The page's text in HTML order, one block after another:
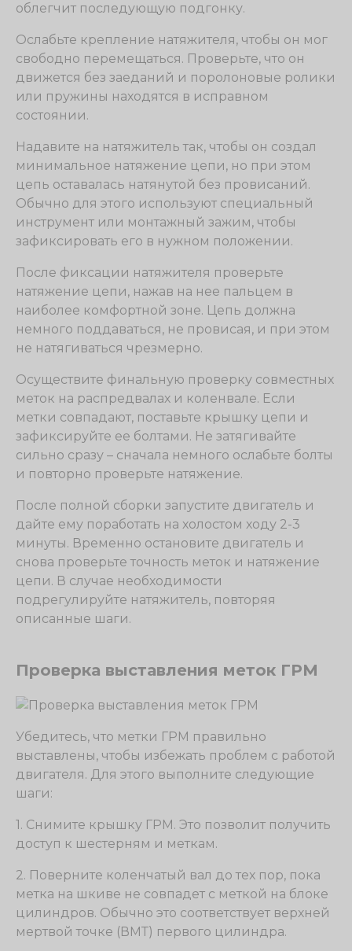
облегчит последующую подгонку.
Ослабьте крепление натяжителя, чтобы он мог
свободно перемещаться. Проверьте, что он
движется без заеданий и поролоновые ролики
или пружины находятся в исправном
состоянии.
Надавите на натяжитель так, чтобы он создал
минимальное натяжение цепи, но при этом
цепь оставалась натянутой без провисаний.
Обычно для этого используют специальный
инструмент или монтажный зажим, чтобы
зафиксировать его в нужном положении.
После фиксации натяжителя проверьте
натяжение цепи, нажав на нее пальцем в
наиболее комфортной зоне. Цепь должна
немного поддаваться, не провисая, и при этом
не натягиваться чрезмерно.
Осуществите финальную проверку совместных
меток на распредвалах и коленвале. Если
метки совпадают, поставьте крышку цепи и
зафиксируйте ее болтами. Не затягивайте
сильно сразу – сначала немного ослабьте болты
и повторно проверьте натяжение.
После полной сборки запустите двигатель и
дайте ему поработать на холостом ходу 2-3
минуты. Временно остановите двигатель и
снова проверьте точность меток и натяжение
цепи. В случае необходимости
подрегулируйте натяжитель, повторяя
описанные шаги.
Проверка выставления меток ГРМ
Убедитесь, что метки ГРМ правильно
выставлены, чтобы избежать проблем с работой
двигателя. Для этого выполните следующие
шаги:
1. Снимите крышку ГРМ. Это позволит получить
доступ к шестерням и меткам.
2. Поверните коленчатый вал до тех пор, пока
метка на шкиве не совпадет с меткой на блоке
цилиндров. Обычно это соответствует верхней
мертвой точке (ВМТ) первого цилиндра.